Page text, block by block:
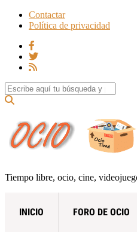
Contactar
Política de privacidad
Search for:
Tiempo libre, ocio, cine,
INICIO FORO DE OCIO